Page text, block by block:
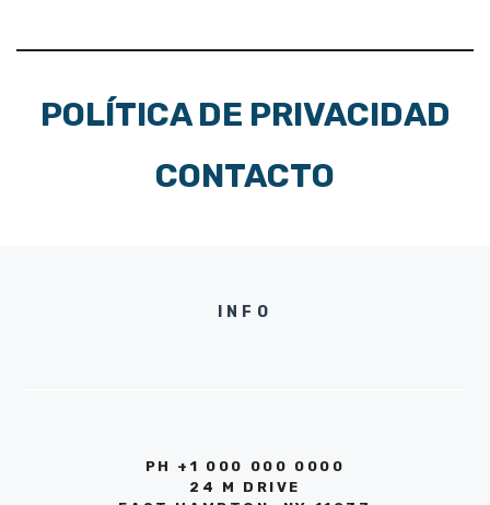
POLÍTICA DE PRIVACIDAD
CONTACTO
INFO
PH +1 000 000 0000
24 M DRIVE